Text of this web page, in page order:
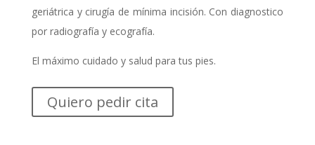
geriátrica y cirugía de mínima incisión. Con diagnostico
por radiografía y ecografía.
El máximo cuidado y salud para tus pies.
Quiero pedir cita